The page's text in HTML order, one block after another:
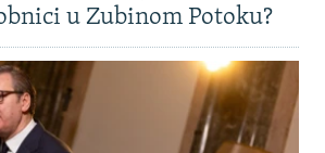
u Zubinom Potoku?